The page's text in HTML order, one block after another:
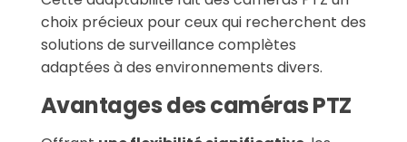
choix précieux pour ceux qui recherchent des
solutions de surveillance complètes
adaptées à des environnements divers.
Avantages des caméras PTZ